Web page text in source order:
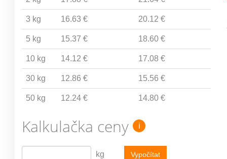
3 kg 16.63 € 20.12 €
5 kg 15.37 € 18.60 €
10 kg 14.12 € 17.08 €
30 kg 12.86 € 15.56 €
50 kg 12.24 € 14.80 €
Kalkulačka ceny i
kg Vypočítat